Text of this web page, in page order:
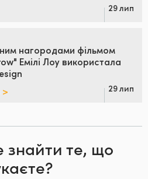
29 лип
нагородами фільмом
Емілі Лоу використала
>
29 лип
те, що